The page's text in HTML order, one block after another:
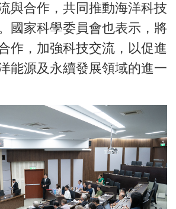
與合作，共同推動海洋科技
國家科學委員會也表示，將
作，加強科技交流，以促進
能源及永續發展領域的進一